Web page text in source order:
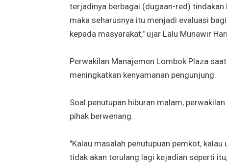
terjadinya berbagai (dugaan-red)
maka seharusnya itu menjadi evaluasi
kepada masyarakat," ujar Lalu Munawir
Perwakilan Manajemen Lombok Plaza
meningkatkan kenyamanan pengunjung.
Soal penutupan hiburan malam,
pihak berwenang.
"Kalau masalah penutupuan pemkot,
tidak akan terulang lagi kejadian seperti